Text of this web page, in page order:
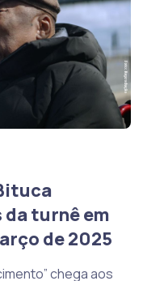
da turnê em
de 2025
chega aos